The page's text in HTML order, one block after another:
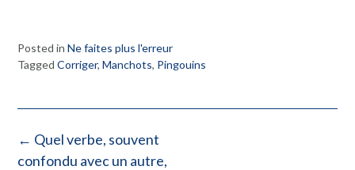
Posted in Ne faites plus l'erreur
Tagged Corriger, Manchots, Pingouins
← Quel verbe, souvent
confondu avec un autre,